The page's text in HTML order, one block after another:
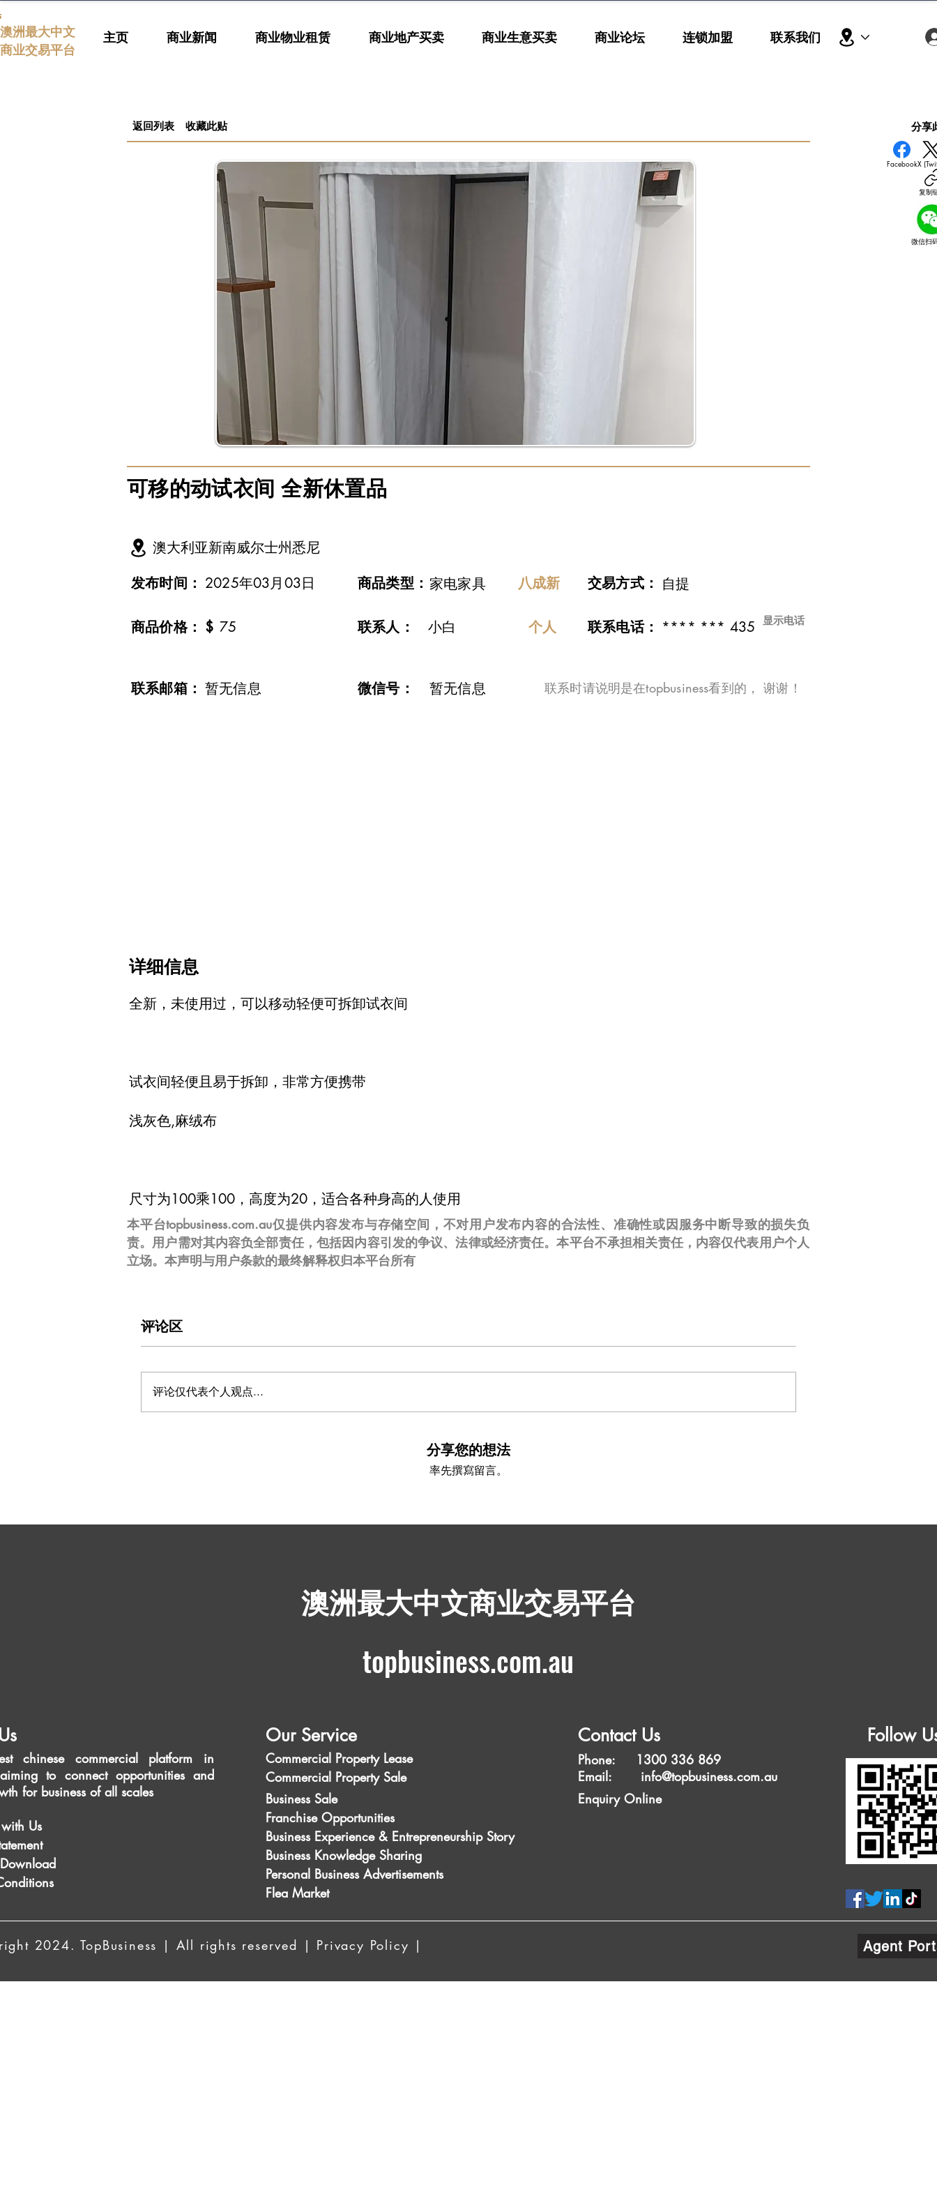
澳洲最大中文
商业交易平台
主页 商业新闻 商业物业租赁 商业地产买卖 商业生意买卖 商业论坛 连锁加盟 联系我们
返回列表 收藏此贴 分享
FacebookX
复制
微信扫
可移的动试衣间 全新休置品
澳大利亚新南威尔士州悉尼
发布时间： 2025年03月03日 ​商品类型： 家电家具 八成新 交易方式： 自提
​商品价格： $ 75 联系人： 小白 个人 联系电话： **** *** 435 显示电话
​联系邮箱： 暂无信息 微信号： 暂无信息 ​联系时请说明是在topbusiness看到的， 谢谢！
详细信息
全新，未使用过，可以移动轻便可拆卸试衣间
试衣间轻便且易于拆卸，非常方便携带
浅灰色,麻绒布
尺寸为100乘100，高度为20，适合各种身高的人使用
本平台topbusiness.com.au仅提供内容发布与存储空间，不对用户发布内容的合法性、准确性或因服务中断导致的损失负
责。用户需对其内容负全部责任，包括因内容引发的争议、法律或经济责任。本平台不承担相关责任，内容仅代表用户个人
立场。本声明与用户条款的最终解释权归本平台所有
评论区
评论仅代表个人观点...
分享您的想法
率先撰寫留言。
​澳洲最大中文商业交易平台
topbusiness.com.au
chinese commercial platform in
to connect opportunities and
for business of all scales
Us
Our Service
Commercial Property Lease
Commercial Property Sale
Business Sale
Franchise Opportunities
Business Experience & Entrepreneurship Story
Business Knowledge Sharing
Personal Business Advertisements
Flea Market
Contact Us
Phone: 1300 336 869
Email: info@topbusiness.com.au
Enquiry Online
Follow
2024. TopBusiness | All rights reserved | Privacy Policy | Agent